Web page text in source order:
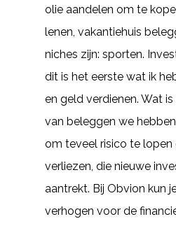
olie aandelen om te
lenen, vakantiehuis
niches zijn: sporten.
dit is het eerste wat ik
en geld verdienen. Wat
van beleggen we
om teveel risico te
verliezen, die nieuwe
aantrekt. Bij Obvion kun
verhogen voor de